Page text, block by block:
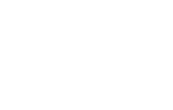
Kartor och